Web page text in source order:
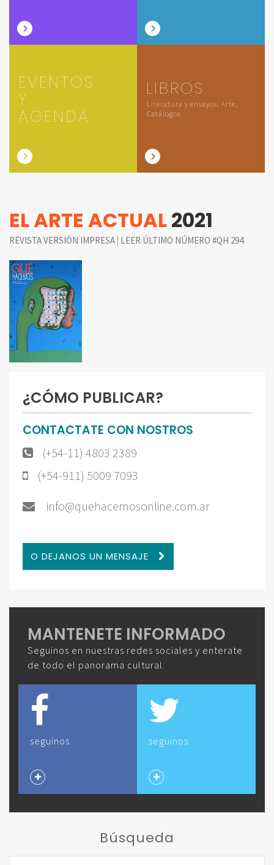
EVENTOS
Y
AGENDA
LIBROS
Literatura y ensayos, Arte,
Catálogos
EL ARTE ACTUAL2021
REVISTA VERSIÓN IMPRESA | LEER ÚLTIMO NÚMERO #QH 294
¿CÓMO PUBLICAR?
CONTACTATE CON NOSTROS
(+54-11) 4803 2389
(+54-911) 5009 7093
info@quehacemosonline.com.ar
O DEJANOS UN MENSAJE
MANTENETE INFORMADO
Seguinos en nuestras redes sociales y enterate
de todo el panorama cultural.
seguinos seguinos
Búsqueda